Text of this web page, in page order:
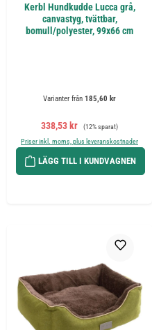
Kerbl Hundkudde Lucca grå,
canvastyg, tvättbar,
bomull/polyester, 99x66 cm
Varianter från 185,60 kr
Försäljningspris:
338,53 kr Ordinarie pris:
(12% sparat)
Priser inkl. moms, plus leveranskostnader
LÄGG TILL I KUNDVAGNEN